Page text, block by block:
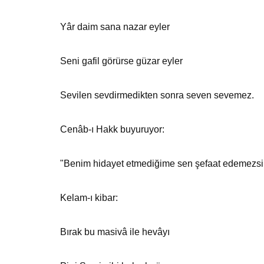
Yâr daim sana nazar eyler
Seni gafil görürse güzar eyler
Sevilen sevdirmedikten sonra seven sevemez.
Cenâb-ı Hakk buyuruyor:
"Benim hidayet etmediğime sen şefaat
Kelam-ı kibar:
Bırak bu masivâ ile hevâyı